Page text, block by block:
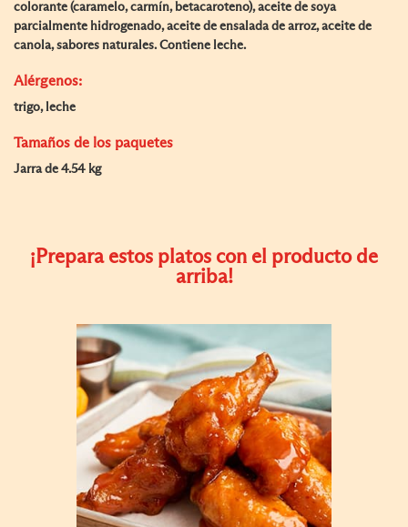
colorante (caramelo, carmín, betacaroteno), aceite de soya
parcialmente hidrogenado, aceite de ensalada de arroz, aceite de
canola, sabores naturales. Contiene leche.
Alérgenos:
trigo, leche
Tamaños de los paquetes
Jarra de 4.54 kg
¡Prepara estos platos con el producto de
arriba!